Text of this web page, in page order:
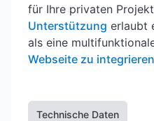
für Ihre privaten
Unterstützung erlaubt
als eine
Webseite zu integrieren
Technische Daten